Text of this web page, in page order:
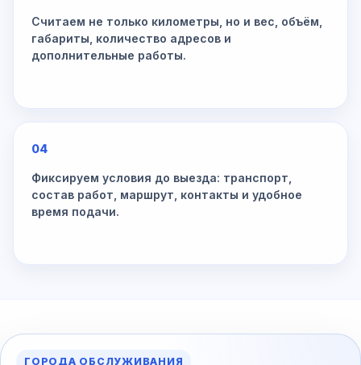
Считаем не только километры, но и вес, объём,
габариты, количество адресов и
дополнительные работы.
04
Фиксируем условия до выезда: транспорт,
состав работ, маршрут, контакты и удобное
время подачи.
ГОРОДА ОБСЛУЖИВАНИЯ